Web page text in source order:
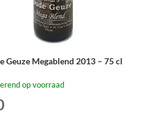
Geuze Megablend 2013 – 75 cl
op voorraad